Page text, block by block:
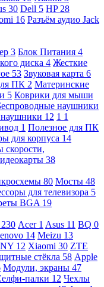
30 Dell 5 HP 28
16 Разъём аудио Jack
3 Блок Питания 4
диска 4 Жесткие
53 Звуковая карта 6
ПК 2 Материнские
5 Коврики для мыши
наушники
12 1 1
1 Полезное для ПК
для корпуса 14
скорости,
38
80 Мосты 48
для телевизора 5
BGA 19
230 Acer 1 Asus 11 BQ 0
14 Meizu 13
12 Xiaomi 30 ZTE
стёкла 58 Apple
Модули, экраны 47
палки 12 Чехлы